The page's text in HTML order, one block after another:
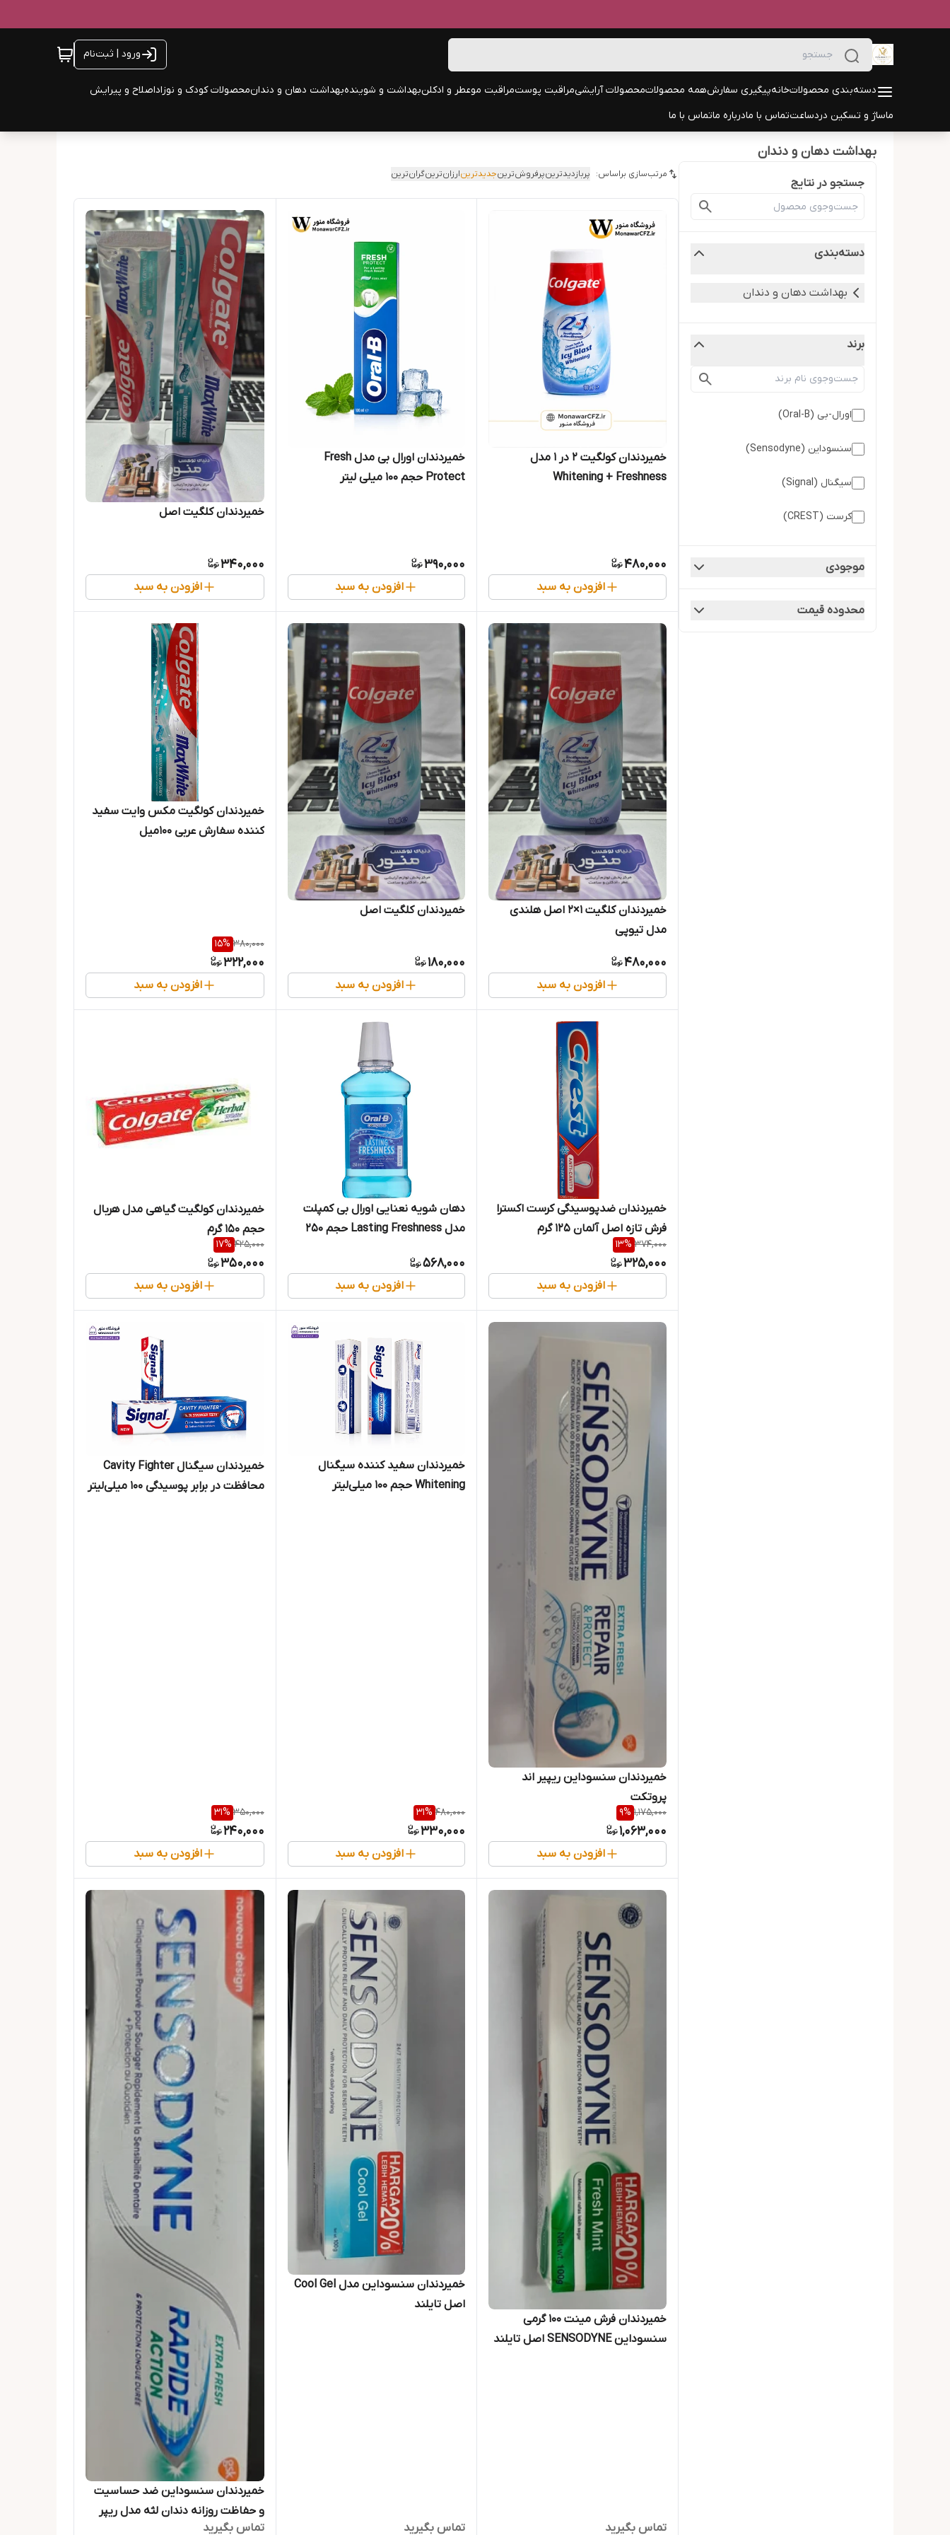
ورود | ثبت‌نام
دسته‌بندی محصولاتخانهپیگیری سفارشهمه محصولاتمحصولات آرایشیمراقبت پوستمراقبت موعطر و ادکلنبهداشت و شویندهبهداشت دهان و دندانمحصولات کودک و نوزاداصلاح و پیرایش
ماساژ و تسکین دردساعتتماس با مادرباره ماتماس با ما
بهداشت دهان و دندان
جستجو در نتایج
دسته‌بندی
بهداشت دهان و دندان
برند
اورال-بی (Oral-B)
سنسوداین (Sensodyne)
سیگنال (Signal)
کرست (CREST)
موجودی
محدوده قیمت
مرتب‌سازی براساس: پربازدیدترینپرفروش‌ترینجدیدترینارزان‌ترینگران‌ترین
خمیردندان کولگیت 2 در 1 مدل
Whitening + Freshness
480,000
افزودن به سبد
خمیردندان اورال بی مدل Fresh
Protect حجم 100 میلی لیتر
390,000
افزودن به سبد
خمیردندان کلگیت اصل
340,000
افزودن به سبد
خمیردندان کلگیت ۱×۲ اصل هلندی
مدل تیوپی
480,000
افزودن به سبد
خمیردندان کلگیت اصل
180,000
افزودن به سبد
خمیردندان کولگیت مکس وایت سفید
کننده سفارش عربی 100میل
380,000
15%
322,000
افزودن به سبد
خمیردندان ضدپوسیدگی کرست اکسترا
فرش تازه اصل آلمان 125 گرم
374,000
13%
325,000
افزودن به سبد
دهان شویه نعنایی اورال بی کمپلت
مدل Lasting Freshness حجم 250
568,000
افزودن به سبد
خمیردندان کولگیت گیاهی مدل هربال
حجم 150 گرم
425,000
17%
350,000
افزودن به سبد
خمیردندان سنسوداین ریپیر اند
پروتکت
1,175,000
9%
1,063,000
افزودن به سبد
خمیردندان سفید کننده سیگنال
Whitening حجم 100 میلی‌لیتر
480,000
31%
330,000
افزودن به سبد
خمیردندان سیگنال Cavity Fighter
محافظت در برابر پوسیدگی 100 میلی‌لیتر
350,000
31%
240,000
افزودن به سبد
خمیردندان فرش مینت ۱۰۰ گرمی
سنسوداین SENSODYNE اصل تایلند
تماس بگیرید
خمیردندان سنسوداین مدل Cool Gel
اصل تایلند
تماس بگیرید
خمیردندان سنسوداین ضد حساسیت
و حفاظت روزانه دندان لثه مدل ریپر
اصل انگلیس حجم 75 میل
تماس بگیرید